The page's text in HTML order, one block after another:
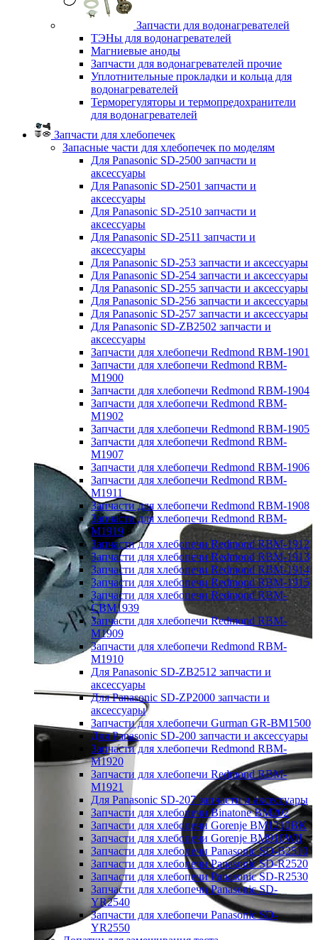
Запчасти для водонагревателей
ТЭНы для водонагревателей
Магниевые аноды
Запчасти для водонагревателей прочие
Уплотнительные прокладки и кольца для
водонагревателей
Терморегуляторы и термопредохранители
для водонагревателей
Запчасти для хлебопечек
Запасные части для хлебопечек по моделям
Для Panasonic SD-2500 запчасти и
аксессуары
Для Panasonic SD-2501 запчасти и
аксессуары
Для Panasonic SD-2510 запчасти и
аксессуары
Для Panasonic SD-2511 запчасти и
аксессуары
Для Panasonic SD-253 запчасти и аксессуары
Для Panasonic SD-254 запчасти и аксессуары
Для Panasonic SD-255 запчасти и аксессуары
Для Panasonic SD-256 запчасти и аксессуары
Для Panasonic SD-257 запчасти и аксессуары
Для Panasonic SD-ZB2502 запчасти и
аксессуары
Запчасти для хлебопечи Redmond RBM-1901
Запчасти для хлебопечи Redmond RBM-
M1900
Запчасти для хлебопечи Redmond RBM-1904
Запчасти для хлебопечи Redmond RBM-
M1902
Запчасти для хлебопечи Redmond RBM-1905
Запчасти для хлебопечи Redmond RBM-
M1907
Запчасти для хлебопечи Redmond RBM-1906
Запчасти для хлебопечи Redmond RBM-
M1911
Запчасти для хлебопечи Redmond RBM-1908
Запчасти для хлебопечи Redmond RBM-
M1919
Запчасти для хлебопечи Redmond RBM-1912
Запчасти для хлебопечи Redmond RBM-1913
Запчасти для хлебопечи Redmond RBM-1914
Запчасти для хлебопечи Redmond RBM-1915
Запчасти для хлебопечи Redmond RBM-
CBM1939
Запчасти для хлебопечи Redmond RBM-
M1909
Запчасти для хлебопечи Redmond RBM-
M1910
Для Panasonic SD-ZB2512 запчасти и
аксессуары
Для Panasonic SD-ZP2000 запчасти и
аксессуары
Запчасти для хлебопечи Gurman GR-BM1500
Для Panasonic SD-200 запчасти и аксессуары
Запчасти для хлебопечи Redmond RBM-
M1920
Запчасти для хлебопечи Redmond RBM-
M1921
Для Panasonic SD-207 запчасти и аксессуары
Запчасти для хлебопечи Binatone BM202
Запчасти для хлебопечи Gorenje BM1210BK
Запчасти для хлебопечи Gorenje BM910WII
Запчасти для хлебопечи Panasonic SD-B2510
Запчасти для хлебопечи Panasonic SD-R2520
Запчасти для хлебопечи Panasonic SD-R2530
Запчасти для хлебопечи Panasonic SD-
YR2540
Запчасти для хлебопечи Panasonic SD-
YR2550